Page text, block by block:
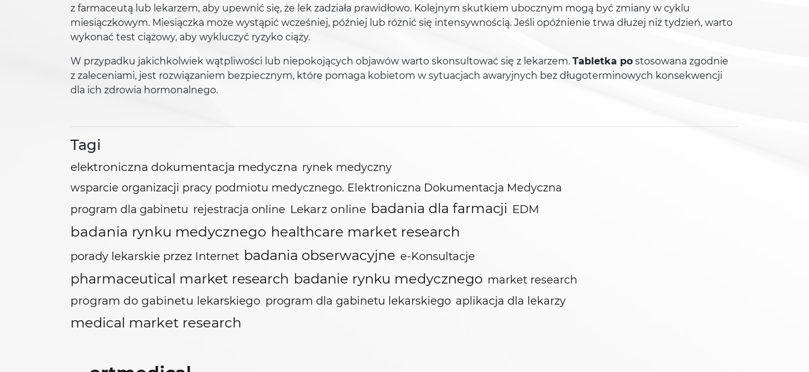
z farmaceutą lub lekarzem, aby upewnić się, że lek zadziała prawidłowo. Kolejnym skutkiem ubocznym mogą być zmiany w cyklu
miesiączkowym. Miesiączka może wystąpić wcześniej, później lub różnić się intensywnością. Jeśli opóźnienie trwa dłużej niż tydzień, warto
wykonać test ciążowy, aby wykluczyć ryzyko ciąży.
W przypadku jakichkolwiek wątpliwości lub niepokojących objawów warto skonsultować się z lekarzem. Tabletka po stosowana zgodnie
z zaleceniami, jest rozwiązaniem bezpiecznym, które pomaga kobietom w sytuacjach awaryjnych bez długoterminowych konsekwencji
dla ich zdrowia hormonalnego.
Tagi
elektroniczna dokumentacja medyczna rynek medyczny
wsparcie organizacji pracy podmiotu medycznego. Elektroniczna Dokumentacja Medyczna
program dla gabinetu rejestracja online Lekarz online badania dla farmacji EDM
badania rynku medycznego healthcare market research
porady lekarskie przez Internet badania obserwacyjne e-Konsultacje
pharmaceutical market research badanie rynku medycznego market research
program do gabinetu lekarskiego program dla gabinetu lekarskiego aplikacja dla lekarzy
medical market research